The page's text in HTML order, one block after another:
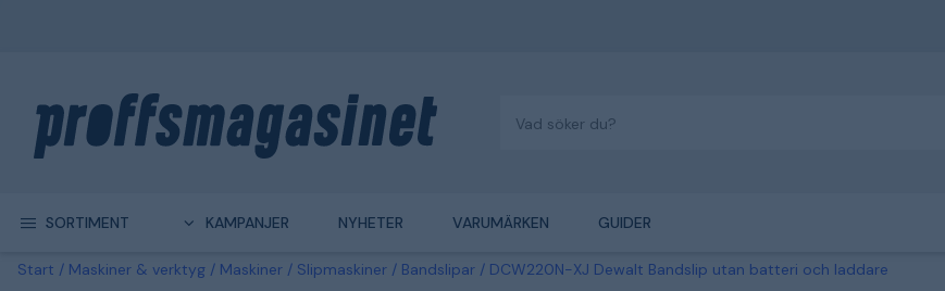
SORTIMENT KAMPANJER NYHETER VARUMÄRKEN GUIDER
Start Maskiner & verktyg Maskiner Slipmaskiner Bandslipar DCW220N-XJ Dewalt Bandslip utan batteri och laddare